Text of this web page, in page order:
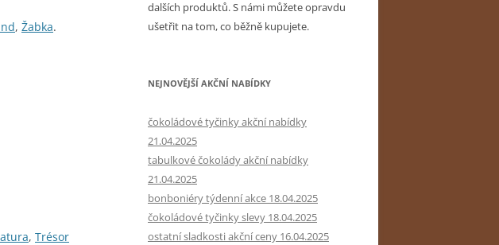
, Žabka.
, Trésor
dalších produktů. S námi můžete opravdu
ušetřit na tom, co běžně kupujete.
NEJNOVĚJŠÍ AKČNÍ NABÍDKY
čokoládové tyčinky akční nabídky
21.04.2025
tabulkové čokolády akční nabídky
21.04.2025
bonboniéry týdenní akce 18.04.2025
čokoládové tyčinky slevy 18.04.2025
ostatní sladkosti akční ceny 16.04.2025